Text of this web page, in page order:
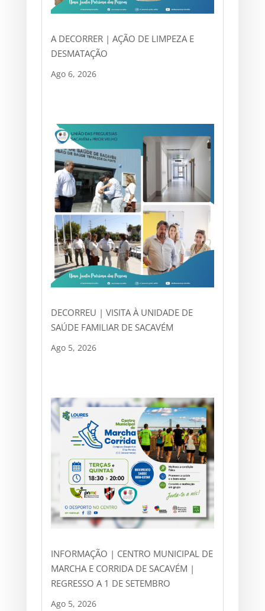
A DECORRER | AÇÃO DE LIMPEZA E
DESMATAÇÃO
Ago 6, 2026
DECORREU | VISITA À UNIDADE DE
SAÚDE FAMILIAR DE SACAVÉM
Ago 5, 2026
INFORMAÇÃO | CENTRO MUNICIPAL DE
MARCHA E CORRIDA DE SACAVÉM |
REGRESSO A 1 DE SETEMBRO
Ago 5, 2026